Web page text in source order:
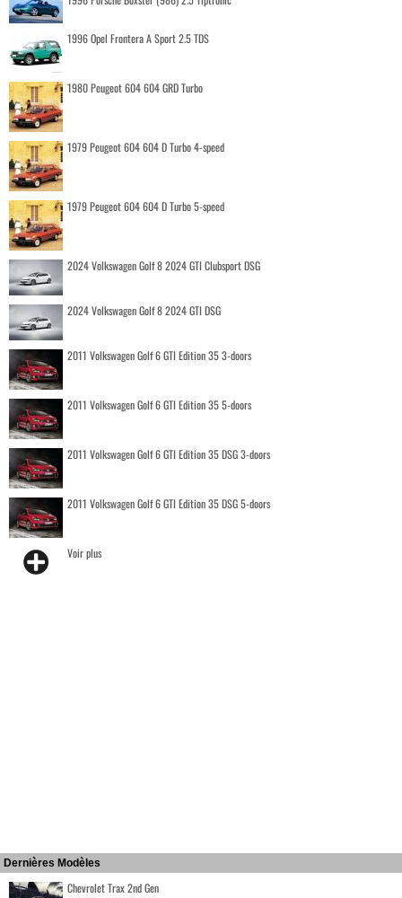
1996 Opel Frontera A Sport 2.5 TDS
1980 Peugeot 604 604 GRD Turbo
1979 Peugeot 604 604 D Turbo 4-speed
1979 Peugeot 604 604 D Turbo 5-speed
2024 Volkswagen Golf 8 2024 GTI Clubsport DSG
2024 Volkswagen Golf 8 2024 GTI DSG
2011 Volkswagen Golf 6 GTI Edition 35 3-doors
2011 Volkswagen Golf 6 GTI Edition 35 5-doors
2011 Volkswagen Golf 6 GTI Edition 35 DSG 3-doors
2011 Volkswagen Golf 6 GTI Edition 35 DSG 5-doors
Voir plus
Dernières Modèles
Chevrolet Trax 2nd Gen